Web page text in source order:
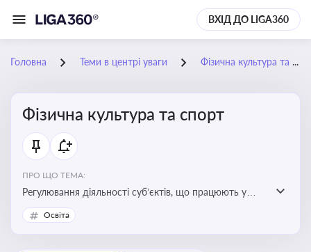
ВХІД ДО LIGA360
Головна Теми в центрі уваги Фізична культура та спорт
Фізична культура та спорт
ПРО ЩО ТЕМА:
Регулювання діяльності суб’єктів, що працюють у
сфері фізичної культури та спорту, включаючи
оздоровлення населення, професійний і аматорський
Освіта